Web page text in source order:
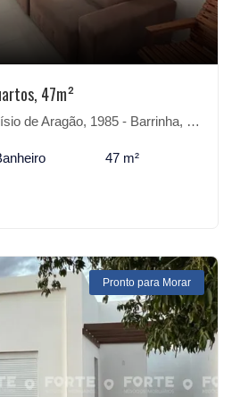
47m²
1985 - Barrinha, São Lourenço do Sul-RS
47 m²
Pronto para Morar